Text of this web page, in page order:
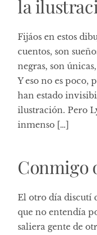
la
Fijáos en estos
cuentos, son
negras, son
Y eso no es poco,
han estado
ilustración. Pero
inmenso […]
Conmigo
El otro día discutí
que no entendía
saliera gente de